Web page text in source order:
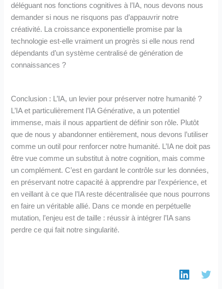
déléguant nos fonctions cognitives à l’IA, nous devons nous
demander si nous ne risquons pas d’appauvrir notre
créativité. La croissance exponentielle promise par la
technologie est-elle vraiment un progrès si elle nous rend
dépendants d’un système centralisé de génération de
connaissances ?
Conclusion : L’IA, un levier pour préserver notre humanité ?
L’IA et particulièrement l’IA Générative, a un potentiel
immense, mais il nous appartient de définir son rôle. Plutôt
que de nous y abandonner entièrement, nous devons l’utiliser
comme un outil pour renforcer notre humanité. L’IA ne doit pas
être vue comme un substitut à notre cognition, mais comme
un complément. C’est en gardant le contrôle sur les données,
en préservant notre capacité à apprendre par l’expérience, et
en veillant à ce que l’IA reste décentralisée que nous pourrons
en faire un véritable allié. Dans ce monde en perpétuelle
mutation, l’enjeu est de taille : réussir à intégrer l’IA sans
perdre ce qui fait notre singularité.